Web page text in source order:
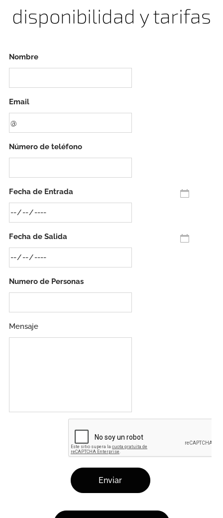
disponibilidad y tarifas
Nombre
Email
Número de teléfono
Fecha de Entrada
Fecha de Salida
Numero de Personas
Mensaje
Enviar